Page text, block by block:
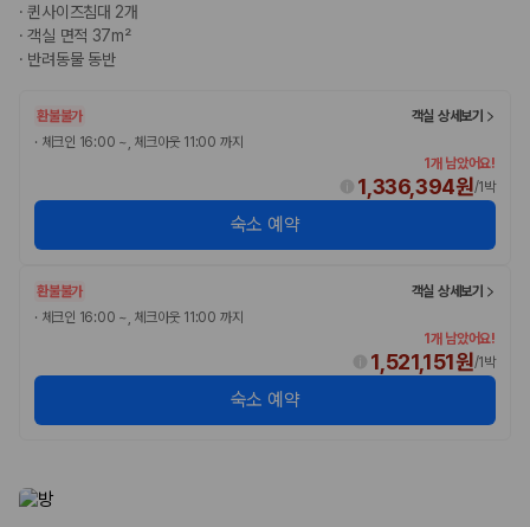
·퀸사이즈침대 2개
·객실 면적 37m²
· 반려동물 동반
환불불가
객실 상세보기
· 체크인 16:00 ~, 체크아웃 11:00 까지
1개 남았어요!
1,336,394원/1박
숙소 예약
환불불가
객실 상세보기
· 체크인 16:00 ~, 체크아웃 11:00 까지
1개 남았어요!
1,521,151원/1박
숙소 예약